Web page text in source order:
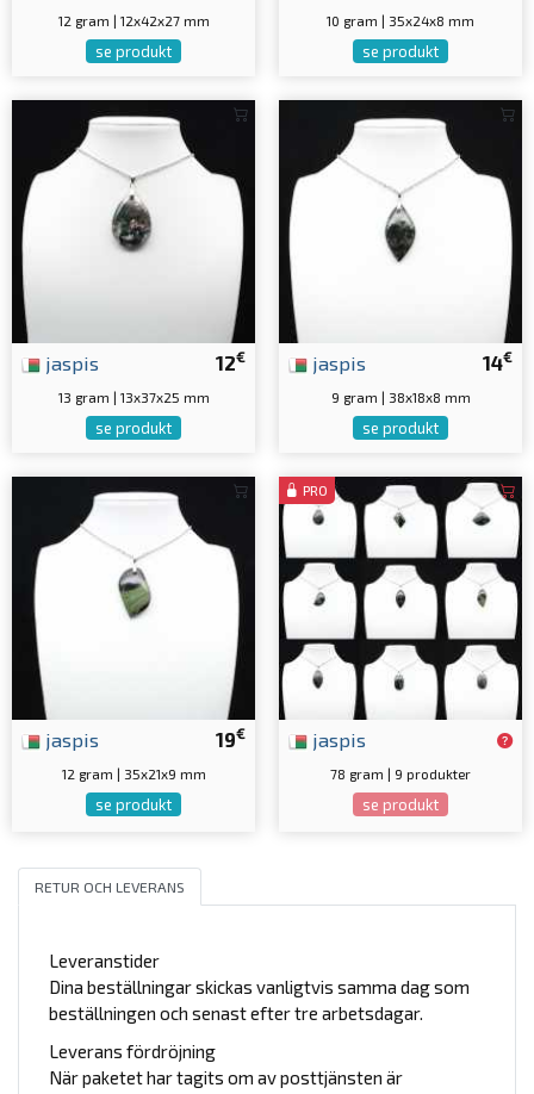
12 gram | 12x42x27 mm
se produkt
10 gram | 35x24x8 mm
se produkt
12€
jaspis
13 gram | 13x37x25 mm
se produkt
14€
jaspis
9 gram | 38x18x8 mm
se produkt
19€
jaspis
12 gram | 35x21x9 mm
se produkt
PRO
jaspis
78 gram | 9 produkter
se produkt
RETUR OCH LEVERANS
Leveranstider
Dina beställningar skickas vanligtvis samma dag som
beställningen och senast efter tre arbetsdagar.
Leverans fördröjning
När paketet har tagits om av posttjänsten är